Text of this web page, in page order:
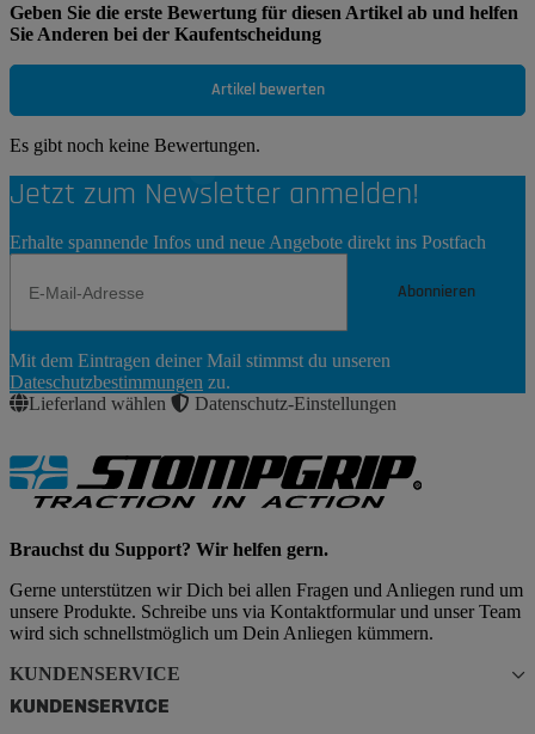
Geben Sie die erste Bewertung für diesen Artikel ab und helfen
Sie Anderen bei der Kaufentscheidung
Artikel bewerten
Es gibt noch keine Bewertungen.
Jetzt zum Newsletter anmelden!
Erhalte spannende Infos und neue Angebote direkt ins Postfach
Abonnieren
Abonnieren
Mit dem Eintragen deiner Mail stimmst du unseren
Dateschutzbestimmungen zu.
Lieferland wählen
Datenschutz-Einstellungen
Brauchst du Support? Wir helfen gern.
Gerne unterstützen wir Dich bei allen Fragen und Anliegen rund um
unsere Produkte. Schreibe uns via Kontaktformular und unser Team
wird sich schnellstmöglich um Dein Anliegen kümmern.
KUNDENSERVICE
KUNDENSERVICE